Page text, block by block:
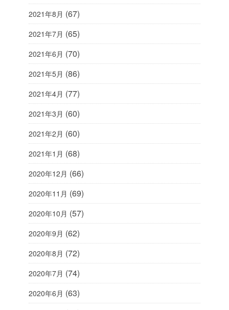
2021年8月 (67)
2021年7月 (65)
2021年6月 (70)
2021年5月 (86)
2021年4月 (77)
2021年3月 (60)
2021年2月 (60)
2021年1月 (68)
2020年12月 (66)
2020年11月 (69)
2020年10月 (57)
2020年9月 (62)
2020年8月 (72)
2020年7月 (74)
2020年6月 (63)